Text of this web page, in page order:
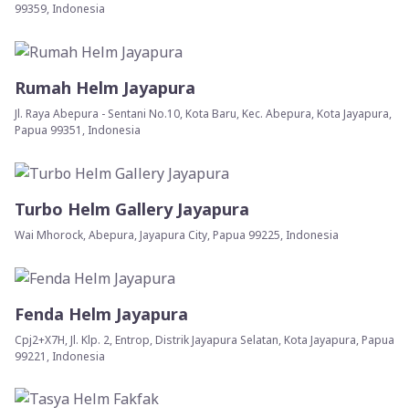
99359, Indonesia
Rumah Helm Jayapura
Jl. Raya Abepura - Sentani No.10, Kota Baru, Kec. Abepura, Kota Jayapura,
Papua 99351, Indonesia
Turbo Helm Gallery Jayapura
Wai Mhorock, Abepura, Jayapura City, Papua 99225, Indonesia
Fenda Helm Jayapura
Cpj2+X7H, Jl. Klp. 2, Entrop, Distrik Jayapura Selatan, Kota Jayapura, Papua
99221, Indonesia